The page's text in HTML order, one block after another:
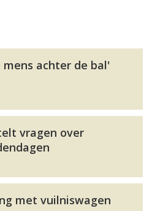
achter de bal'
vragen over
met vuilniswagen